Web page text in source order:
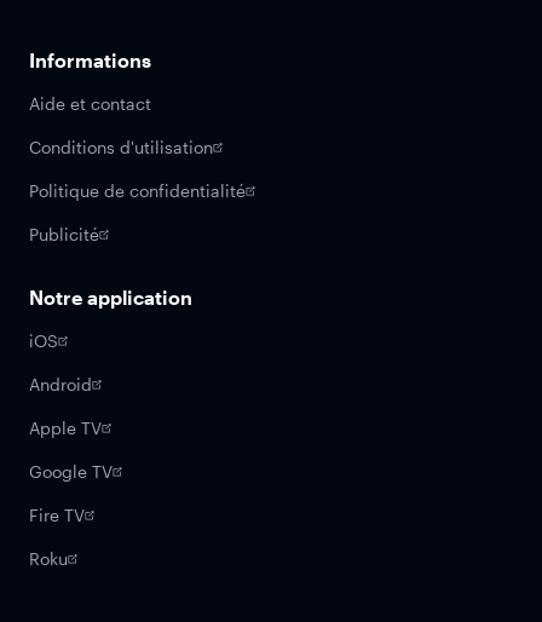
Informations
Aide et contact
Conditions d'utilisation
Politique de confidentialité
Publicité
Notre application
iOS
Android
Apple TV
Google TV
Fire TV
Roku